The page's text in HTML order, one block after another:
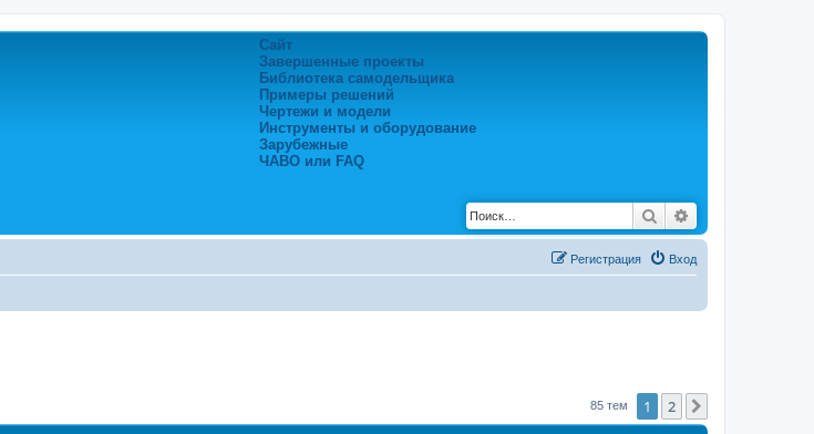
Сайт
Завершенные проекты
Библиотека самодельщика
Примеры решений
Чертежи и модели
Инструменты и оборудование
Зарубежные
ЧАВО или FAQ
Поиск
Вход
Регистрация
85 тем 1 2